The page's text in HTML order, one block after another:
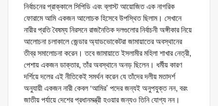
নির্বাচনের প্রাক্কালে সিপিডি এবং ব্লাস্ট আয়োজিত এক নাগরিক
ফোরামে আমি একজন আলোচক হিসেবে উপস্থিত ছিলাম। সেখানে
নারীর প্রতি বৈষম্য নিরসনে রাজনৈতিক দলগুলোর নির্বাচনী অঙ্গীকার নিয়ে
আলোচনা চলাকালে জেন্ডার অ্যাডভোকেটরা জামায়াতের অবস্থানের
তীব্র সমালোচনা করেন। তবে জামায়াতে ইসলামীর মহিলা শাখার নেত্রী,
পেশায় একজন ডাক্তার, তাঁর অবস্থানে অনড় ছিলেন। ধর্মীয় কারণ
দর্শিয়ে দলের এই নীতিকেই সমর্থন করেন যে তাঁদের দলীয় মতাদর্শ
অনুযায়ী একজন নারী কেবল ‘আমির’ পদের জন্যই অনুপযুক্ত নন, বরং
জাতীয় পর্যায়ে দেশের প্রধানমন্ত্রী হওয়ার জন্যও তিনি যোগ্য নন।